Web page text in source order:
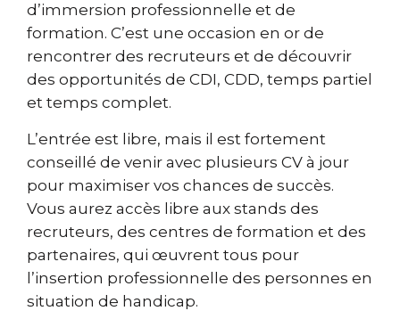
d’immersion professionnelle et de
formation. C’est une occasion en or de
rencontrer des recruteurs et de découvrir
des opportunités de CDI, CDD, temps partiel
et temps complet.
L’entrée est libre, mais il est fortement
conseillé de venir avec plusieurs CV à jour
pour maximiser vos chances de succès.
Vous aurez accès libre aux stands des
recruteurs, des centres de formation et des
partenaires, qui œuvrent tous pour
l’insertion professionnelle des personnes en
situation de handicap.